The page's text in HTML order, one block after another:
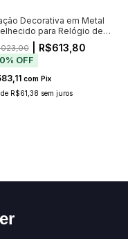
Decorativa em Metal
para Relógio de
| R$613,80
% OFF
com Pix
de R$61,38 sem juros